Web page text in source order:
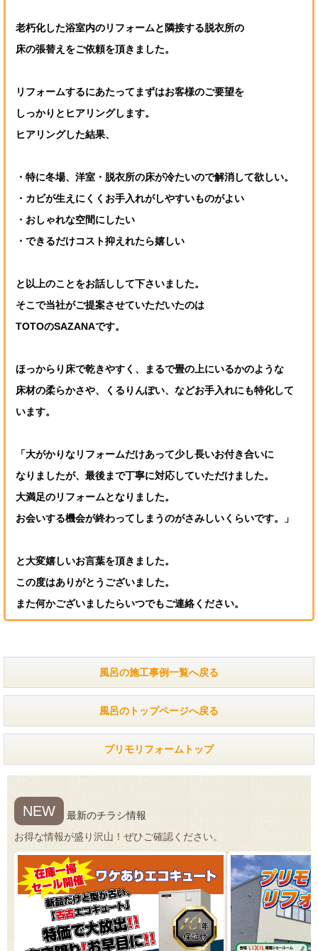
老朽化した浴室内のリフォームと隣接する脱衣所の
床の張替えをご依頼を頂きました。
リフォームするにあたってまずはお客様のご要望を
しっかりとヒアリングします。
ヒアリングした結果、
・特に冬場、洋室・脱衣所の床が冷たいので解消して欲しい。
・カビが生えにくくお手入れがしやすいものがよい
・おしゃれな空間にしたい
・できるだけコスト抑えれたら嬉しい
と以上のことをお話しして下さいました。
そこで当社がご提案させていただいたのは
TOTOのSAZANAです。
ほっからり床で乾きやすく、まるで畳の上にいるかのような
床材の柔らかさや、くるりんぽい、などお手入れにも特化して
います。
「大がかりなリフォームだけあって少し長いお付き合いに
なりましたが、最後まで丁寧に対応していただけました。
大満足のリフォームとなりました。
お会いする機会が終わってしまうのがさみしいくらいです。」
と大変嬉しいお言葉を頂きました。
この度はありがとうございました。
また何かございましたらいつでもご連絡ください。
風呂の施工事例一覧へ戻る
風呂のトップページへ戻る
プリモリフォームトップ
NEW
最新のチラシ情報
お得な情報が盛り沢山！ぜひご確認ください。